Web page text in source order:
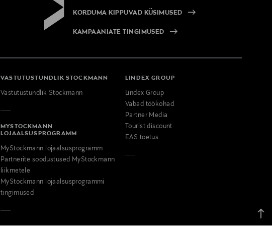
KORDUMA KIPPUVAD KÜSIMUSED
KAMPAANIATE TINGIMUSED
VASTUTUSTUNDLIK STOCKMANN
Vastutustundlik Stockmann
MYSTOCKMANN
LOJAALSUSPROGRAMM
MyStockmann lojaalsusprogramm
Partnerite soodustused MyStockmann
liikmetele
MyStockmann lojaalsusprogrammi
tingimused
LINDEX GROUP
Lindex Group
Vabad töökohad
Partner Media
Tourist discount
EAS toetus